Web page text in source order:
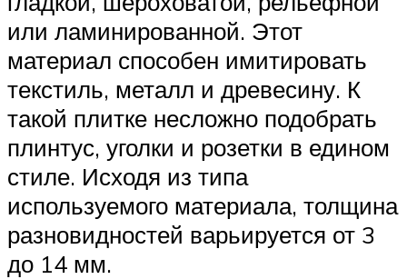
или ламинированной. Этот
материал способен имитировать
текстиль, металл и древесину. К
такой плитке несложно подобрать
плинтус, уголки и розетки в едином
стиле. Исходя из типа
используемого материала, толщина
разновидностей варьируется от 3
до 14 мм.